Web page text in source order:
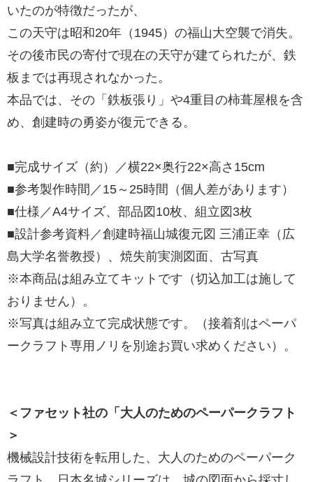
いたのが特徴だったが、
この天守は昭和20年（1945）の福山大空襲で消失。
その後市民の寄付で現在の天守が建てられたが、鉄
板までは再現されなかった。
本品では、その「鉄板張り」や4重目の柿葺屋根を含
め、創建時の勇姿が復元できる。
■完成サイズ（約）／横22×奥行22×高さ15cm
■参考製作時間／15～25時間（個人差があります）
■仕様／A4サイズ、部品図10枚、組立図3枚
■設計参考資料／創建時福山城復元図 三浦正幸（広
島大学名誉教授）、焼失前実測図面、古写真
※本商品は組み立てキットです（切込加工は施して
おりません）。
※写真は組み立て完成状態です。（接着剤はペーパ
ークラフト専用ノリを別途お買い求めください）。
＜ファセット社の「大人のためのペーパークラフト
＞
機械設計技術を転用した、大人のためのペーパーク